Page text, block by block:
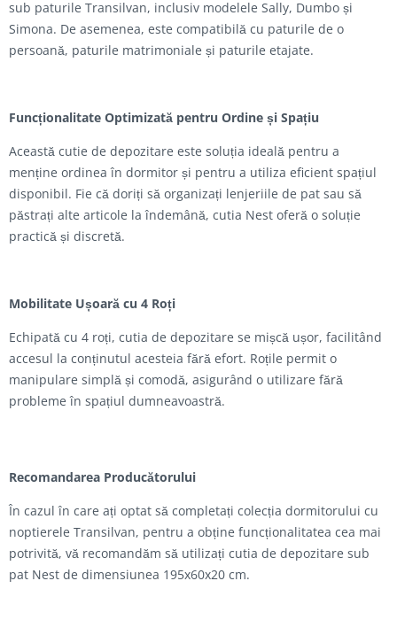
sub paturile Transilvan, inclusiv modelele Sally, Dumbo și
Simona. De asemenea, este compatibilă cu paturile de o
persoană, paturile matrimoniale și paturile etajate.
Funcționalitate Optimizată pentru Ordine și Spațiu
Această cutie de depozitare este soluția ideală pentru a
menține ordinea în dormitor și pentru a utiliza eficient spațiul
disponibil. Fie că doriți să organizați lenjeriile de pat sau să
păstrați alte articole la îndemână, cutia Nest oferă o soluție
practică și discretă.
Mobilitate Ușoară cu 4 Roți
Echipată cu 4 roți, cutia de depozitare se mișcă ușor, facilitând
accesul la conținutul acesteia fără efort. Roțile permit o
manipulare simplă și comodă, asigurând o utilizare fără
probleme în spațiul dumneavoastră.
Recomandarea Producătorului
În cazul în care ați optat să completați colecția dormitorului cu
noptierele Transilvan, pentru a obține funcționalitatea cea mai
potrivită, vă recomandăm să utilizați cutia de depozitare sub
pat Nest de dimensiunea 195x60x20 cm.